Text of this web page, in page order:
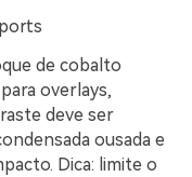
de cobalto
overlays,
deve ser
ousada e
Dica: limite o